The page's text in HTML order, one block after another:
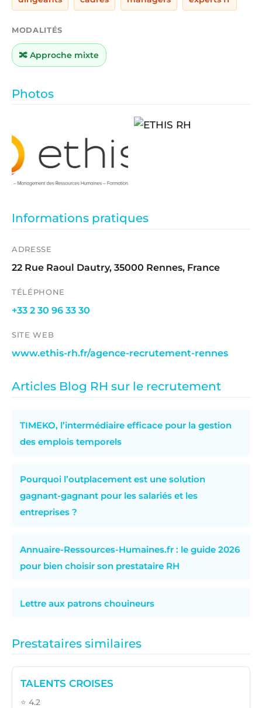
MODALITÉS
🔀 Approche mixte
Photos
Informations pratiques
ADRESSE
22 Rue Raoul Dautry, 35000 Rennes, France
TÉLÉPHONE
+33 2 30 96 33 30
SITE WEB
www.ethis-rh.fr/agence-recrutement-rennes
Articles Blog RH sur le recrutement
TIMEKO, l’intermédiaire efficace pour la gestion
des emplois temporels
Pourquoi l’outplacement est une solution
gagnant-gagnant pour les salariés et les
entreprises ?
Annuaire-Ressources-Humaines.fr : le guide 2026
pour bien choisir son prestataire RH
Lettre aux patrons chouineurs
Prestataires similaires
TALENTS CROISES
⭐ 4.2